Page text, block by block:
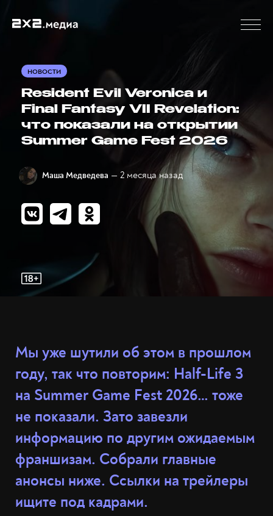
НОВОСТИ
Resident Evil Veronica и
Final Fantasy VII Revelation:
что показали на открытии
Summer Game Fest 2026
Маша Медведева — 2 месяца назад
Мы уже шутили об этом в прошлом
году, так что повторим: Half-Life 3
на Summer Game Fest 2026… тоже
не показали. Зато завезли
информацию по другим ожидаемым
франшизам. Собрали главные
анонсы ниже. Ссылки на трейлеры
ищите под кадрами.